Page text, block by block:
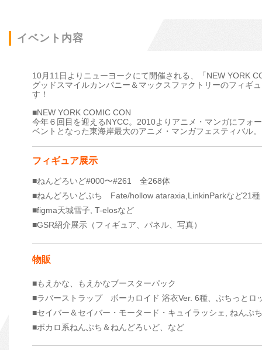
イベント内容
10月11日よりニューヨークにて開催される、「NEW YORK
グッドスマイルカンパニー＆マックスファクトリーのフィギ
す！
■NEW YORK COMIC CON
今年６回目を迎えるNYCC。2010よりアニメ・マンガにフォ
ベントとなった東海岸最大のアニメ・マンガフェスティバル。
フィギュア展示
■ねんどろいど#000〜#261 全268体
■ねんどろいどぷち Fate/hollow ataraxia,LinkinParkなど21種
■figma天城雪子, T-elosなど
■GSR紹介展示（フィギュア、パネル、写真）
物販
■もえかな、もえかなブースターパック
■ラバーストラップ ボーカロイド 浴衣Ver. 6種、ぷちっとロ
■セイバー＆セイバー・モータード・キュイラッシェ, ねんぷ
■ボカロ系ねんぷち＆ねんどろいど、など